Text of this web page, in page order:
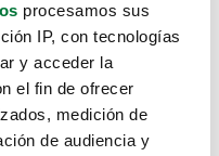
procesamos sus
IP, con tecnologías
y acceder la
el fin de ofrecer
medición de
de audiencia y
como
aquí.